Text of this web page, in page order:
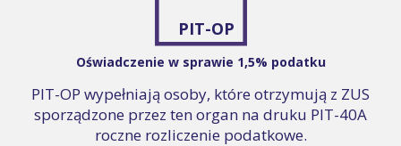
PIT-OP
Oświadczenie w sprawie 1,5% podatku
PIT-OP wypełniają osoby, które otrzymują z ZUS
sporządzone przez ten organ na druku PIT-40A
roczne rozliczenie podatkowe.